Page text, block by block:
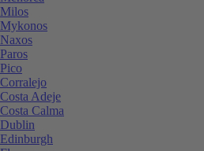
Milos
Mykonos
Naxos
Paros
Pico
Corralejo
Costa Adeje
Costa Calma
Dublin
Edinburgh